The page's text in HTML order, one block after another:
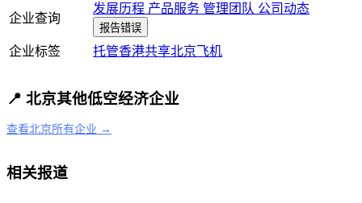
企业查询
发展历程 产品服务 管理团队 公司动态
报告错误
企业标签 托管香港共享北京飞机
📍 北京其他低空经济企业
查看北京所有企业 →
相关报道